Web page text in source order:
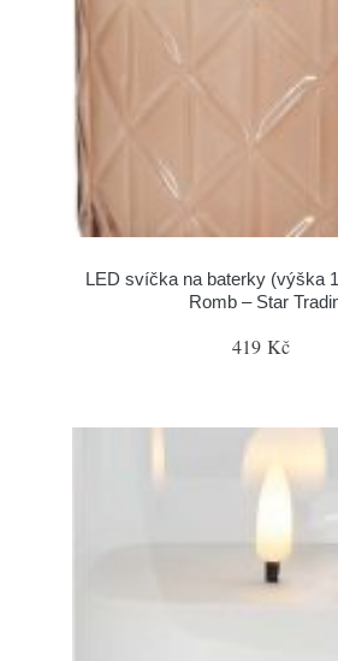
LED svíčka na baterky (výška
Romb – Star
419 Kč